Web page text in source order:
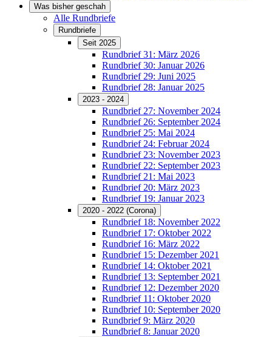
Was bisher geschah
Alle Rundbriefe
Rundbriefe
Seit 2025
Rundbrief 31: März 2026
Rundbrief 30: Januar 2026
Rundbrief 29: Juni 2025
Rundbrief 28: Januar 2025
2023 - 2024
Rundbrief 27: November 2024
Rundbrief 26: September 2024
Rundbrief 25: Mai 2024
Rundbrief 24: Februar 2024
Rundbrief 23: November 2023
Rundbrief 22: September 2023
Rundbrief 21: Mai 2023
Rundbrief 20: März 2023
Rundbrief 19: Januar 2023
2020 - 2022 (Corona)
Rundbrief 18: November 2022
Rundbrief 17: Oktober 2022
Rundbrief 16: März 2022
Rundbrief 15: Dezember 2021
Rundbrief 14: Oktober 2021
Rundbrief 13: September 2021
Rundbrief 12: Dezember 2020
Rundbrief 11: Oktober 2020
Rundbrief 10: September 2020
Rundbrief 9: März 2020
Rundbrief 8: Januar 2020